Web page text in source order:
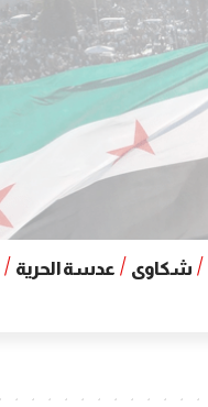
شكاوى عدسة الحرية